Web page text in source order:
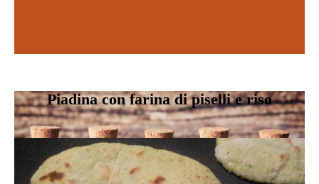
Piadina con farina di piselli e riso